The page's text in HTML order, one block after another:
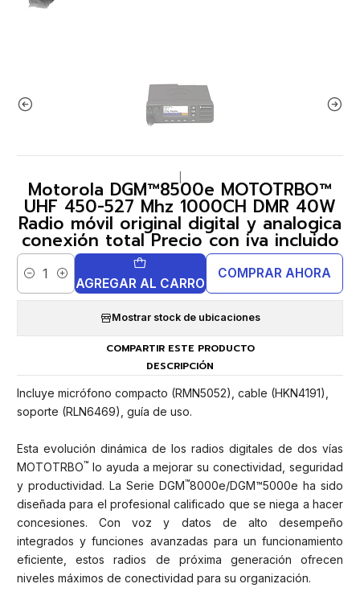
Motorola DGM™8500e MOTOTRBO™
UHF 450-527 Mhz 1000CH DMR 40W
Radio móvil original digital y analogica
conexión total Precio con iva incluido
Cantidad AGREGAR AL CARRO
COMPRAR AHORA
Mostrar stock de ubicaciones
COMPARTIR ESTE PRODUCTO
DESCRIPCIÓN
Incluye micrófono compacto (RMN5052), cable (HKN4191),
soporte (RLN6469), guía de uso.
Esta evolución dinámica de los radios digitales de dos vías
MOTOTRBO™ lo ayuda a mejorar su conectividad, seguridad
y productividad. La Serie DGM™8000e/DGM™5000e ha sido
diseñada para el profesional calificado que se niega a hacer
concesiones. Con voz y datos de alto desempeño
integrados y funciones avanzadas para un funcionamiento
eficiente, estos radios de próxima generación ofrecen
niveles máximos de conectividad para su organización.